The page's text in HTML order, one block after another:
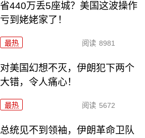
省440万丢5座城？美国这波操作
亏到姥姥家了！
最热 阅读 8981
对美国幻想不灭，伊朗犯下两个
大错，令人痛心！
最热 阅读 5672
总统见不到领袖，伊朗革命卫队